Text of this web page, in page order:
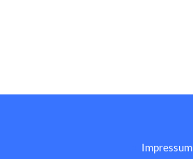
Impressum